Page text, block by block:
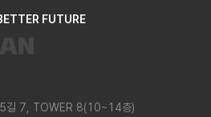
FUTURE
길 7, TOWER 8(10~14층)